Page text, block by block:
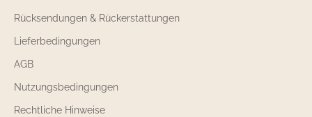
Rücksendungen & Rückerstattungen
Lieferbedingungen
AGB
Nutzungsbedingungen
Rechtliche Hinweise